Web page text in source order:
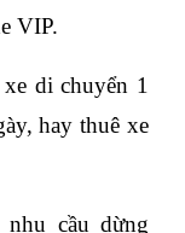
VIP.
di chuyển 1
hay thuê xe
cầu dừng